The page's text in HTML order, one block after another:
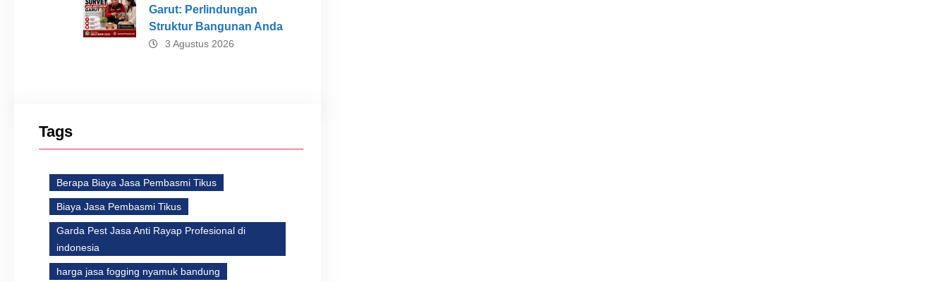
Garut: Perlindungan
Struktur Bangunan Anda
3 Agustus 2026
Tags
Berapa Biaya Jasa Pembasmi Tikus
Biaya Jasa Pembasmi Tikus
Garda Pest Jasa Anti Rayap Profesional di
indonesia
harga jasa fogging nyamuk bandung